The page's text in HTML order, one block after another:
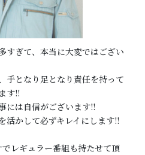
すぎて、本当に大変ではござい
手となり足となり責任を持って
す!!
には自信がございます!!
活かして必ずキレイにします!!
レギュラー番組も持たせて頂